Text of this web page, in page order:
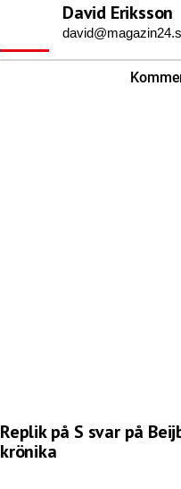
David Eriksson
Replik på S svar på
krönika